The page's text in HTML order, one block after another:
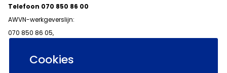
Cookies
Telefoon 070 850 86 00
AWVN-werkgeverslijn:
070 850 86 05,